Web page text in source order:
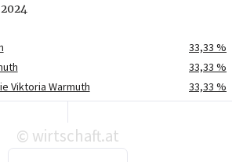
33,33 %
33,33 %
Viktoria Warmuth
33,33 %
© wirtschaft.at